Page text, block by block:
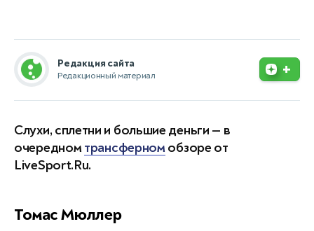
Редакция сайта
Редакционный материал +
Слухи, сплетни и большие деньги — в
очередном трансферном обзоре от
LiveSport.Ru.
Томас Мюллер